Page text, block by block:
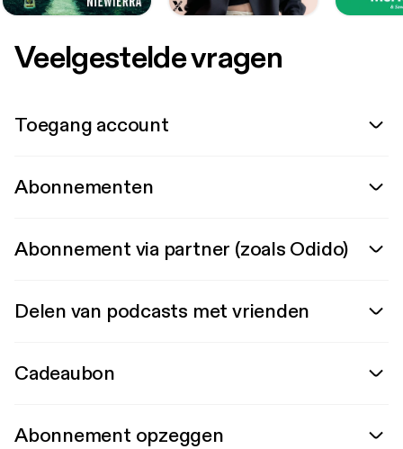
Veelgestelde vragen
Toegang account
Abonnementen
Abonnement via partner (zoals Odido)
Delen van podcasts met vrienden
Cadeaubon
Abonnement opzeggen